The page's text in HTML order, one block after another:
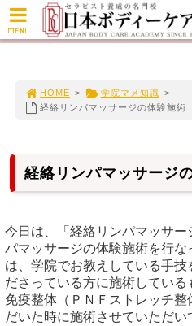
HOME > 学院マメ知識
>
経絡リンパマッサージの体験施術
経絡リンパマッサージ
今日は、「経絡リンパマッサ
パマッサージの体験施術を行な
は、学院でお教えしている手技
ださっている方に施術してい
免疫整体（ＰＮＦストレッチ
だいた時に施術させていただ
MENU